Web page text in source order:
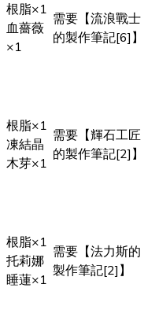
根脂×1
血薔薇
×1
需要【流浪戰士
的製作筆記[6]】
根脂×1
凍結晶
木芽×1
需要【輝石工匠
的製作筆記[2]】
根脂×1
托莉娜
睡蓮×1
需要【法力斯的
製作筆記[2]】